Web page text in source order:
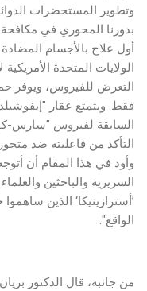
وتطوير المستحضرات
أول علاج بالأجسام
التعرض للفيروس، ويوفر
فقط. ويتمتع عقار
التأكد من فاعليته ضد
وأود في هذا المقام أن
السريرية والباحثين
’أسترازينيكا‘ الذين
الواقع".
من جانبه، قال الدكتور